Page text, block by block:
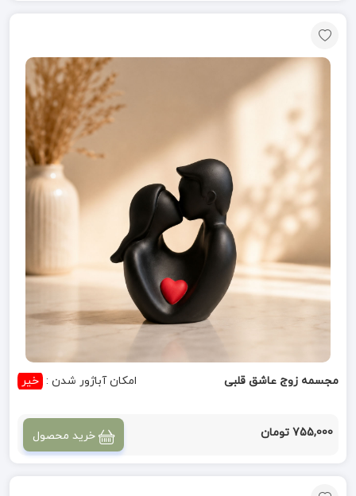
مجسمه زوج عاشق قلبی امکان آباژور شدن : خیر
755,000 تومان خرید محصول